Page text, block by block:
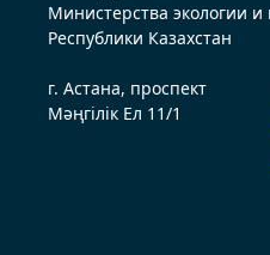
Министерства экологии
Республики Казахстан
г. Астана, проспект
Мәңгілік Ел 11/1